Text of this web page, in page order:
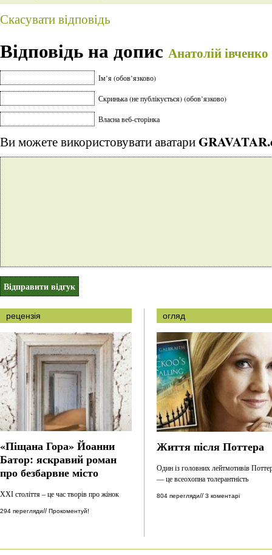
Скасувати відповідь
Відповідь на допис Анатолій івченко
Ім’я (обов’язково)
Скринька (не публікується) (обов’язково)
Власна веб-сторінка
Ви можете використовувати аватари
рецензія
«Піщана Гора» Йоанни
Батор: яскравий роман
про безбарвне місто
ХХІ століття – це час творів про жінок
294 перегляди// Прокоментуй!
огляд
Життя після Поттера
Один із головних лейтмотивів
— це всеохопна толерантність
804 перегляди// 3 коментарі